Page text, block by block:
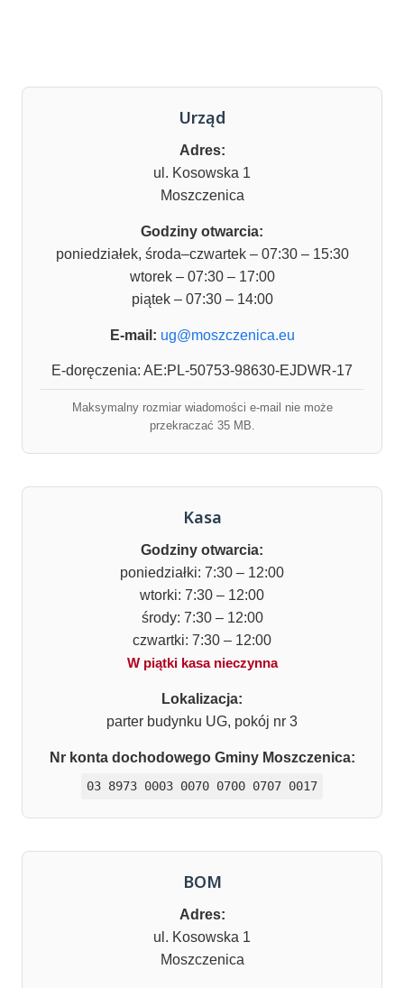
Urząd
Adres:
ul. Kosowska 1
Moszczenica
Godziny otwarcia:
poniedziałek, środa–czwartek – 07:30 – 15:30
wtorek – 07:30 – 17:00
piątek – 07:30 – 14:00
E-mail: ug@moszczenica.eu
E-doręczenia: AE:PL-50753-98630-EJDWR-17
Maksymalny rozmiar wiadomości e-mail nie może
przekraczać 35 MB.
Kasa
Godziny otwarcia:
poniedziałki: 7:30 – 12:00
wtorki: 7:30 – 12:00
środy: 7:30 – 12:00
czwartki: 7:30 – 12:00
W piątki kasa nieczynna
Lokalizacja:
parter budynku UG, pokój nr 3
Nr konta dochodowego Gminy Moszczenica:
03 8973 0003 0070 0700 0707 0017
BOM
Adres:
ul. Kosowska 1
Moszczenica